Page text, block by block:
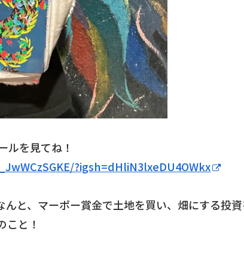
ルを見てね！
?igsh=dHliN3lxeDU4OWkx
と、マーポー賞金で土地を買い、畑にする投
こと！